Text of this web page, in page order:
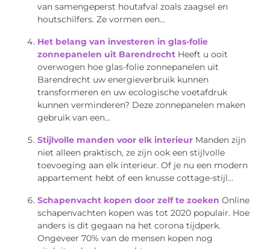
van samengeperst houtafval zoals zaagsel en
houtschilfers. Ze vormen een...
Het belang van investeren in glas-folie
zonnepanelen uit Barendrecht Heeft u ooit
overwogen hoe glas-folie zonnepanelen uit
Barendrecht uw energieverbruik kunnen
transformeren en uw ecologische voetafdruk
kunnen verminderen? Deze zonnepanelen maken
gebruik van een...
Stijlvolle manden voor elk interieur Manden zijn
niet alleen praktisch, ze zijn ook een stijlvolle
toevoeging aan elk interieur. Of je nu een modern
appartement hebt of een knusse cottage-stijl...
Schapenvacht kopen door zelf te zoeken Online
schapenvachten kopen was tot 2020 populair. Hoe
anders is dit gegaan na het corona tijdperk.
Ongeveer 70% van de mensen kopen nog